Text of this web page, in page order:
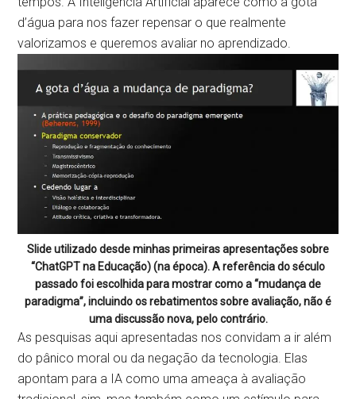
d’água para nos fazer repensar o que realmente
valorizamos e queremos avaliar no aprendizado.
Slide utilizado desde minhas primeiras apresentações sobre
“ChatGPT na Educação) (na época). A referência do século
passado foi escolhida para mostrar como a “mudança de
paradigma”, incluindo os rebatimentos sobre avaliação, não é
uma discussão nova, pelo contrário.
As pesquisas aqui apresentadas nos convidam a ir além
do pânico moral ou da negação da tecnologia. Elas
apontam para a IA como uma ameaça à avaliação